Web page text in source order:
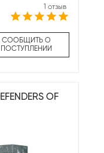
1 отзыв
СООБЩИТЬ О
ПОСТУПЛЕНИИ
OF